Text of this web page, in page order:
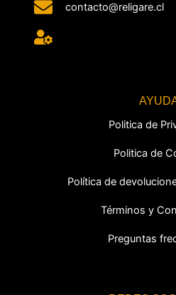
contacto@religare.cl
Politica de
Politica de
Política de
Términos y
Preguntas